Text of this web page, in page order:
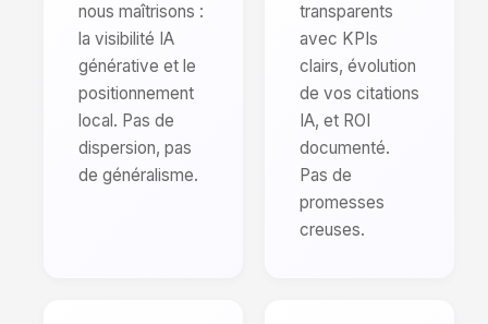
nous maîtrisons :
la visibilité IA
générative et le
positionnement
local. Pas de
dispersion, pas
de généralisme.
transparents
avec KPIs
clairs, évolution
de vos citations
IA, et ROI
documenté.
Pas de
promesses
creuses.